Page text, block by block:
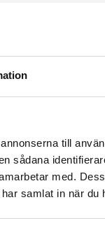
till
sådana
med.
samlat in när du